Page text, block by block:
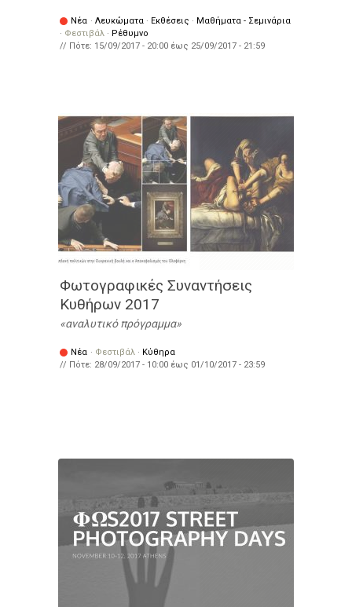
Νέα · Λευκώματα · Εκθέσεις · Μαθήματα - Σεμινάρια
· Φεστιβάλ · Ρέθυμνο
// Πότε: 15/09/2017 - 20:00 έως 25/09/2017 - 21:59
Φωτογραφικές Συναντήσεις
Κυθήρων 2017
αναλυτικό πρόγραμμα
Νέα · Φεστιβάλ · Κύθηρα
// Πότε: 28/09/2017 - 10:00 έως 01/10/2017 - 23:59